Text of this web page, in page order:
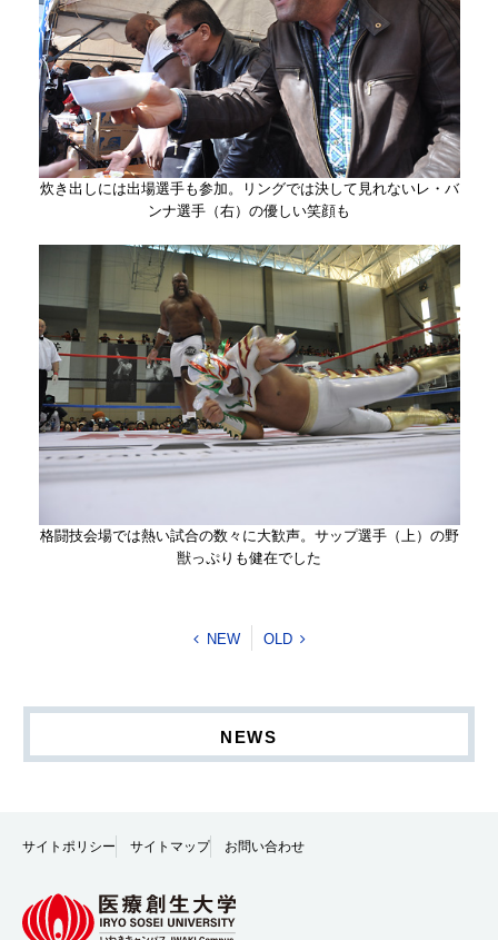
炊き出しには出場選手も参加。リングでは決して見れないレ・バ
ンナ選手（右）の優しい笑顔も
格闘技会場では熱い試合の数々に大歓声。サップ選手（上）の野
獣っぷりも健在でした
NEW OLD
NEWS
サイトポリシー サイトマップ お問い合わせ